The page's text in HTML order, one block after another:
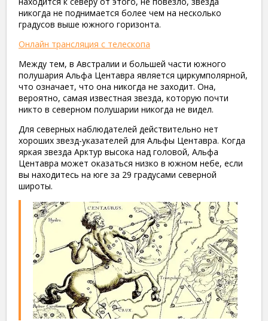
никогда не поднимается более чем на несколько
градусов выше южного горизонта.
Онлайн трансляция с телескопа
Между тем, в Австралии и большей части южного
полушария Альфа Центавра является циркумполярной,
что означает, что она никогда не заходит. Она,
вероятно, самая известная звезда, которую почти
никто в северном полушарии никогда не видел.
Для северных наблюдателей действительно нет
хороших звезд-указателей для Альфы Центавра. Когда
яркая звезда Арктур высока над головой, Альфа
Центавра может оказаться низко в южном небе, если
вы находитесь на юге за 29 градусами северной
широты.